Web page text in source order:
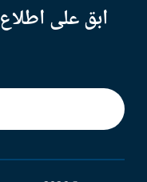
ابق على اطلاع